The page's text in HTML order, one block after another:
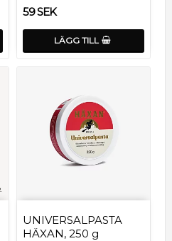
59 SEK
LÄGG TILL
UNIVERSALPASTA
HÄXAN, 250 g